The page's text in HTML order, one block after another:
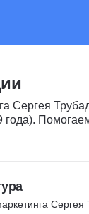
Сергея
года).
Сергея